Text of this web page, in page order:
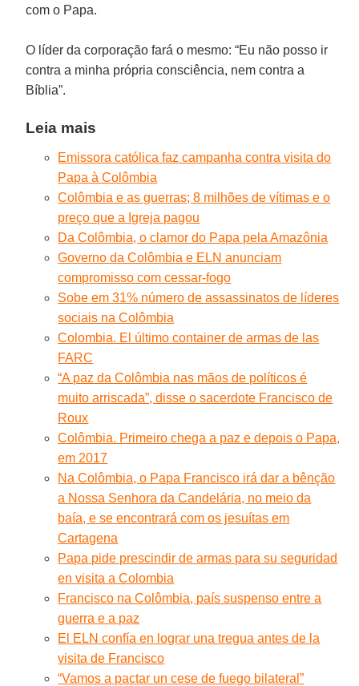
com o Papa.
O líder da corporação fará o mesmo: “Eu não posso ir
contra a minha própria consciência, nem contra a
Bíblia”.
Leia mais
Emissora católica faz campanha contra visita do
Papa à Colômbia
Colômbia e as guerras; 8 milhões de vítimas e o
preço que a Igreja pagou
Da Colômbia, o clamor do Papa pela Amazônia
Governo da Colômbia e ELN anunciam
compromisso com cessar-fogo
Sobe em 31% número de assassinatos de líderes
sociais na Colômbia
Colombia. El último container de armas de las
FARC
“A paz da Colômbia nas mãos de políticos é
muito arriscada”, disse o sacerdote Francisco de
Roux
Colômbia. Primeiro chega a paz e depois o Papa,
em 2017
Na Colômbia, o Papa Francisco irá dar a bênção
a Nossa Senhora da Candelária, no meio da
baía, e se encontrará com os jesuítas em
Cartagena
Papa pide prescindir de armas para su seguridad
en visita a Colombia
Francisco na Colômbia, país suspenso entre a
guerra e a paz
El ELN confía en lograr una tregua antes de la
visita de Francisco
“Vamos a pactar un cese de fuego bilateral”